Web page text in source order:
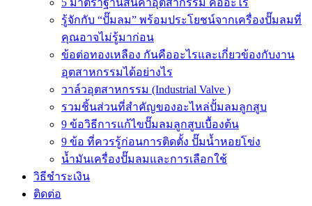
5 มาตราฐานสินค้าอุตสากรรม คืออะไร
รู้จักกับ “ปั๊มลม” พร้อมประโยชน์จากเครื่องปั๊มลมที่
คุณอาจไม่รู้มาก่อน
ข้อต่อทองเหลือง กันคืออะไรและเกี่ยวข้องกับงาน
อุตสาหกรรมได้อย่างไร
วาล์วอุตสาหกรรม (Industrial Valve )
รวมชิ้นส่วนที่สำคัญของอะไหล่ปั้มลมลูกสูบ
9 ข้อวิธีการแก้ไขปั๊มลมลูกสูบเบื้องต้น
9 ข้อ ที่ควรรู้ก่อนการติดตั้ง ปั๊มน้ำหอยโข่ง
น้ำมันเครื่องปั๊มลมและการเลือกใช้
วิธีชำระเงิน
ติดต่อ